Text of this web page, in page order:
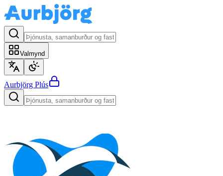
Valmynd
Aurbjörg Plús